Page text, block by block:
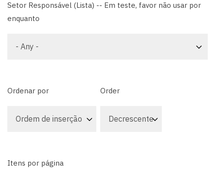
Setor Responsável (Lista) -- Em teste, favor não usar por
enquanto
Ordenar por Order
Itens por página